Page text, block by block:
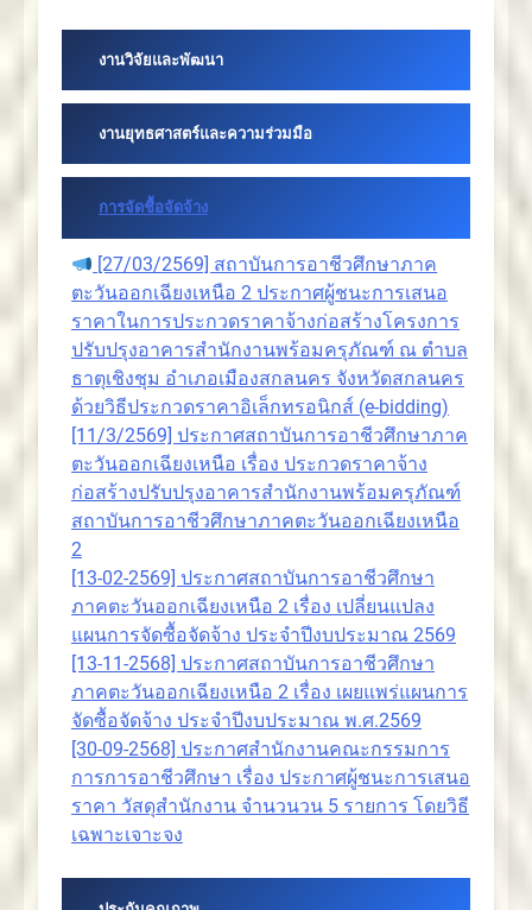
งานวิจัยและพัฒนา
งานยุทธศาสตร์และความร่วมมือ
การจัดชื้อจัดจ้าง
[27/03/2569] สถาบันการอาชีวศึกษาภาค
ตะวันออกเฉียงเหนือ 2 ประกาศผู้ชนะการเสนอ
ราคาในการประกวดราคาจ้างก่อสร้างโครงการ
ปรับปรุงอาคารสำนักงานพร้อมครุภัณฑ์ ณ ตำบล
ธาตุเชิงชุม อำเภอเมืองสกลนคร จังหวัดสกลนคร
ด้วยวิธีประกวดราคาอิเล็กทรอนิกส์ (e-bidding)
[11/3/2569] ประกาศสถาบันการอาชีวศึกษาภาค
ตะวันออกเฉียงเหนือ เรื่อง ประกวดราคาจ้าง
ก่อสร้างปรับปรุงอาคารสำนักงานพร้อมครุภัณฑ์
สถาบันการอาชีวศึกษาภาคตะวันออกเฉียงเหนือ
2
[13-02-2569] ประกาศสถาบันการอาชีวศึกษา
ภาคตะวันออกเฉียงเหนือ 2 เรื่อง เปลี่ยนแปลง
แผนการจัดซื้อจัดจ้าง ประจำปีงบประมาณ 2569
[13-11-2568] ประกาศสถาบันการอาชีวศึกษา
ภาคตะวันออกเฉียงเหนือ 2 เรื่อง เผยแพร่แผนการ
จัดซื้อจัดจ้าง ประจำปีงบประมาณ พ.ศ.2569
[30-09-2568] ประกาศสำนักงานคณะกรรมการ
การการอาชีวศึกษา เรื่อง ประกาศผู้ชนะการเสนอ
ราคา วัสดุสำนักงาน จำนวนวน 5 รายการ โดยวิธี
เฉพาะเจาะจง